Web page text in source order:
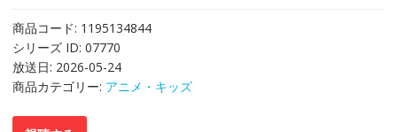
商品コード: 1195134844
シリーズ ID: 07770
放送日: 2026-05-24
商品カテゴリー: アニメ・キッズ